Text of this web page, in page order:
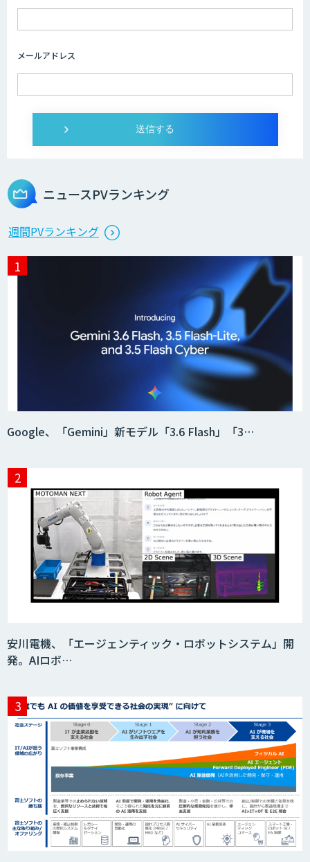
ライフサイエンスDX/AIソリューション
IMACEL
メールアドレス
ニュースPVランキング
週間PVランキング
Google、「Gemini」新モデル「3.6 Flash」「3…
安川電機、「エージェンティック・ロボットシステム」開
発。AIロボ…